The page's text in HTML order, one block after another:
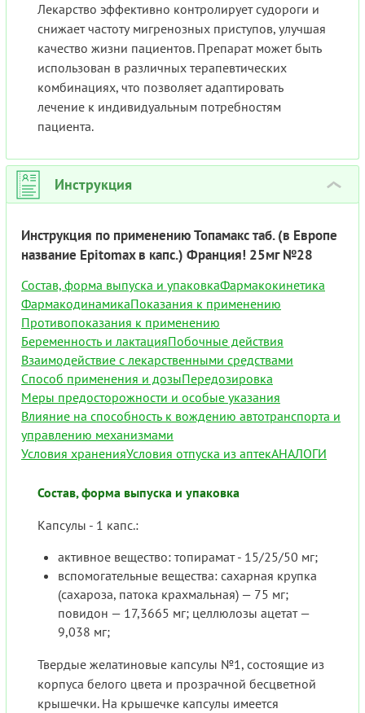
Лекарство эффективно контролирует судороги и
снижает частоту мигренозных приступов, улучшая
качество жизни пациентов. Препарат может быть
использован в различных терапевтических
комбинациях, что позволяет адаптировать
лечение к индивидуальным потребностям
пациента.
Инструкция ›
Инструкция по применению Топамакс таб. (в Европе
название Epitomax в капс.) Франция! 25мг №28
Состав, форма выпуска и упаковкаФармакокинетика
ФармакодинамикаПоказания к применению
Противопоказания к применению
Беременность и лактацияПобочные действия
Взаимодействие с лекарственными средствами
Способ применения и дозыПередозировка
Меры предосторожности и особые указания
Влияние на способность к вождению автотранспорта и
управлению механизмами
Условия храненияУсловия отпуска из аптекАНАЛОГИ
Состав, форма выпуска и упаковка
Капсулы - 1 капс.:
активное вещество: топирамат - 15/25/50 мг;
вспомогательные вещества: сахарная крупка
(сахароза, патока крахмальная) — 75 мг;
повидон — 17,3665 мг; целлюлозы ацетат —
9,038 мг;
Твердые желатиновые капсулы №1, состоящие из
корпуса белого цвета и прозрачной бесцветной
крышечки. На крышечке капсулы имеется